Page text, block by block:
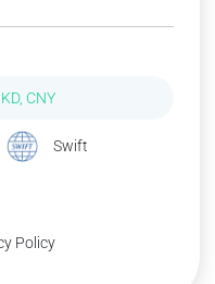
CNY
Swift
Policy